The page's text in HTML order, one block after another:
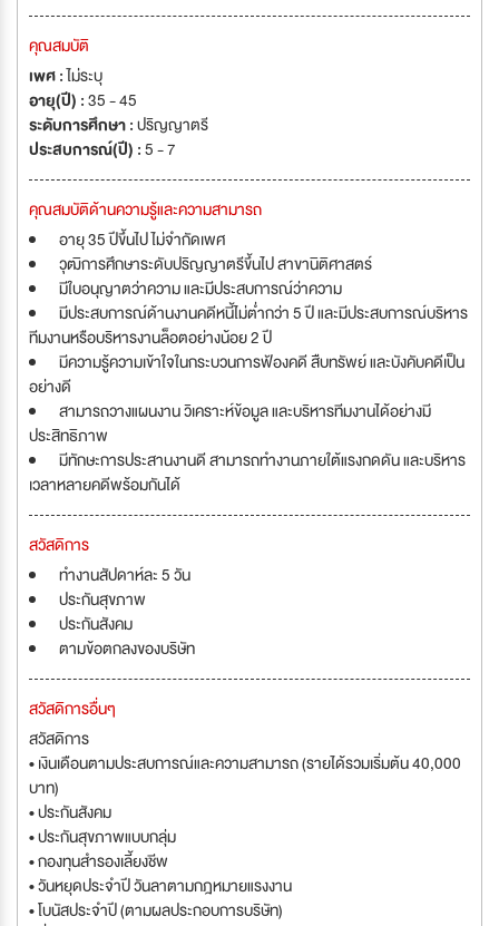
คุณสมบัติ
เพศ :ไม่ระบุ
อายุ(ปี) :35 - 45
ระดับการศึกษา :ปริญญาตรี
ประสบการณ์(ปี) :5 - 7
คุณสมบัติด้านความรู้และความสามารถ
อายุ 35 ปีขึ้นไป ไม่จำกัดเพศ
วุฒิการศึกษาระดับปริญญาตรีขึ้นไป สาขานิติศาสตร์
มีใบอนุญาตว่าความ และมีประสบการณ์ว่าความ
มีประสบการณ์ด้านงานคดีหนี้ไม่ต่ำกว่า 5 ปี และมีประสบการณ์บริหาร
ทีมงานหรือบริหารงานล็อตอย่างน้อย 2 ปี
มีความรู้ความเข้าใจในกระบวนการฟ้องคดี สืบทรัพย์ และบังคับคดีเป็น
อย่างดี
สามารถวางแผนงาน วิเคราะห์ข้อมูล และบริหารทีมงานได้อย่างมี
ประสิทธิภาพ
มีทักษะการประสานงานดี สามารถทำงานภายใต้แรงกดดัน และบริหาร
เวลาหลายคดีพร้อมกันได้
สวัสดิการ
ทำงานสัปดาห์ละ 5 วัน
ประกันสุขภาพ
ประกันสังคม
ตามข้อตกลงของบริษัท
สวัสดิการอื่นๆ
สวัสดิการ
• เงินเดือนตามประสบการณ์และความสามารถ (รายได้รวมเริ่มต้น 40,000
บาท)
• ประกันสังคม
• ประกันสุขภาพแบบกลุ่ม
• กองทุนสำรองเลี้ยงชีพ
• วันหยุดประจำปี วันลาตามกฎหมายแรงงาน
• โบนัสประจำปี (ตามผลประกอบการบริษัท)